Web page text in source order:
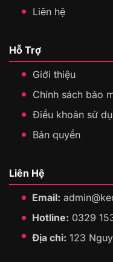
Liên hệ
Hỗ Trợ
Giới thiệu
Chính sách bảo
Điều khoản sử
Bản quyền
Liên Hệ
Email:
Hotline: 0329
Địa chỉ: 123